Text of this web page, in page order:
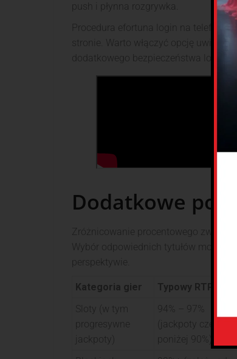
push i płynna rozgrywka.
Procedura efortuna login na
stronie. Warto włączyć opcję
dodatkowego bezpieczeństwa
Dodatkowe
Zróżnicowanie procentowego zwrotu
Wybór odpowiednich tytułów może
perspektywie.
Kategoria gier Typowy RTP
Sloty (w tym
progresywne
jackpoty)
94% – 97%
(jackpoty często
poniżej 90%)